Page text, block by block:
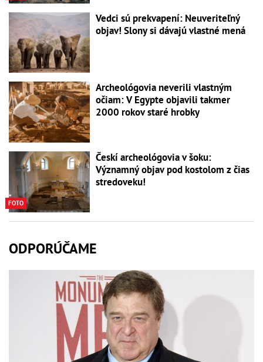
Vedci sú prekvapení: Neuveriteľný
objav! Slony si dávajú vlastné mená
Archeológovia neverili vlastným
očiam: V Egypte objavili takmer
2000 rokov staré hrobky
FOTO
Českí archeológovia v šoku:
Významný objav pod kostolom z čias
stredoveku!
ODPORÚČAME